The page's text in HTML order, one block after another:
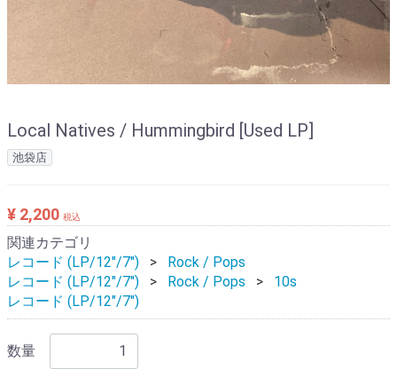
Local Natives / Hummingbird [Used LP]
池袋店
¥ 2,200 税込
関連カテゴリ
レコード (LP/12"/7")
Rock / Pops
レコード (LP/12"/7")
Rock / Pops
10s
レコード (LP/12"/7")
数量